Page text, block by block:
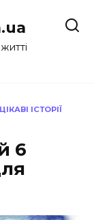
ІСТОРІЇ
6